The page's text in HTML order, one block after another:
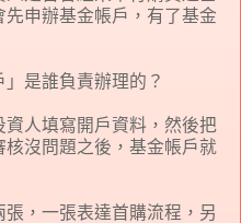
申辦基金帳戶，有了基金
是誰負責辦理的？
人填寫開戶資料，然後把
沒問題之後，基金帳戶就
，一張表達首購流程，另